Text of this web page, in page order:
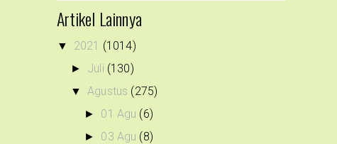
Artikel Lainnya
▼ 2021 (1014)
► Juli (130)
▼ Agustus (275)
► 01 Agu (6)
► 03 Agu (8)